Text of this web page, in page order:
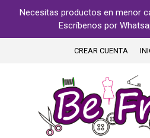
Necesitas productos en menor
Escríbenos por
CREAR CUENTA